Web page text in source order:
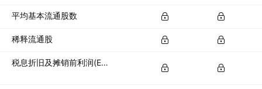
平均基本流通股数
稀释流通股
税息折旧及摊销前利润(EBITDA)